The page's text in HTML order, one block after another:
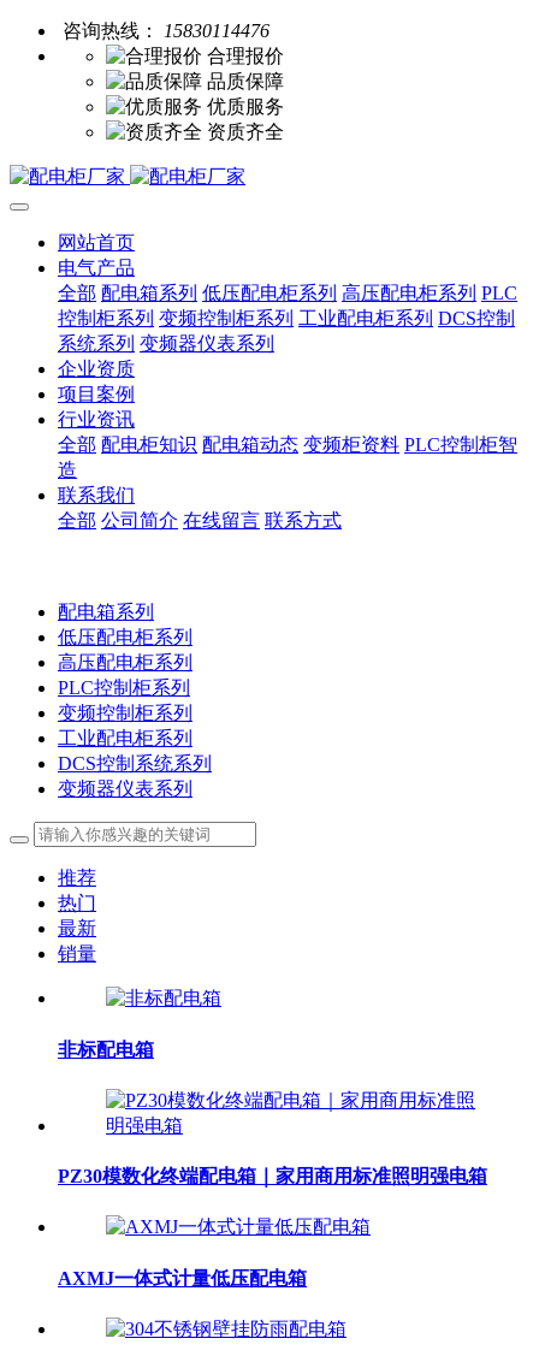
咨询热线：
15830114476
合理报价
品质保障
优质服务
资质齐全
网站首页
电气产品
全部 配电箱系列 低压配电柜系列 高压配电柜系列 PLC
控制柜系列 变频控制柜系列 工业配电柜系列 DCS控制
系统系列 变频器仪表系列
企业资质
项目案例
行业资讯
全部 配电柜知识 配电箱动态 变频柜资料 PLC控制柜智
造
联系我们
全部 公司简介 在线留言 联系方式
配电箱系列
低压配电柜系列
高压配电柜系列
PLC控制柜系列
变频控制柜系列
工业配电柜系列
DCS控制系统系列
变频器仪表系列
推荐
热门
最新
销量
非标配电箱
PZ30模数化终端配电箱｜家用商用标准照明强电箱
AXMJ一体式计量低压配电箱